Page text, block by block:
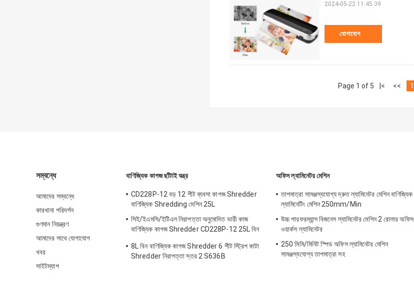
যোগাযোগ
2024-05-22 11:45:39
Page 1 of 5 |< << 1
সম্বন্ধে
আমাদের সম্বন্ধে
কারখানা পরিদর্শন
গুণমান নিয়ন্ত্রণ
আমাদের সাথে যোগাযোগ
খবর
সাইটম্যাপ
বাণিজ্যিক কাগজ ছাঁটাই যন্ত্র
CD228P-12 বড় 12 শীট ব্যবসা কাগজ Shredder
বাণিজ্যিক Shredding মেশিন 25L
সিই/ইএমসি/ইটিএল নিরাপত্তা অনুমোদিত ভারী কাজ
বাণিজ্যিক কাগজ Shredder CD228P-12 25L বিন
8L বিন বাণিজ্যিক কাগজ Shredder 6 শীট স্ট্রিপ কাটা
Shredder নিরাপত্তা স্তর 2 S636B
অফিস ল্যামিনেটর মেশিন
তাপমাত্রা সামঞ্জস্যযোগ্য দ্রুত ল্যামিনেটর মেশিন বাণিজ্যিক
ল্যামিনেটিং মেশিন 250mm/Min
উচ্চ পারফরম্যান্স বিজনেস ল্যামিনেটর মেশিন 2 রোলার অফিস
ওয়ার্কস ল্যামিনেটর
250 মিমি/মিনিট স্পিড অফিস ল্যামিনেটর মেশিন
সামঞ্জস্যযোগ্য তাপমাত্রা সহ